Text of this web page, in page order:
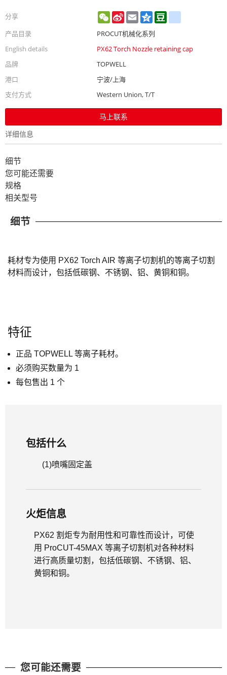
分享 WeChat
Sina
Weibo
EmailQzone
产品目录
PROCUT机械化系列
English details
PX62 Torch Nozzle retaining cap
品牌
TOPWELL
港口
宁波/上海
支付方式
Western Union, T/T
马上联系
详细信息
细节
您可能还需要
规格
相关型号
细节
耗材专为使用 PX62 Torch AIR 等离子切割机的等离子切割
材料而设计，包括低碳钢、不锈钢、铝、黄铜和铜。
特征
正品 TOPWELL 等离子耗材。
必须购买数量为 1
每包售出 1 个
包括什么
(1)喷嘴固定盖
火炬信息
PX62 割炬专为耐用性和可靠性而设计，可使
用 ProCUT-45MAX 等离子切割机对各种材料
进行高质量切割，包括低碳钢、不锈钢、铝、
黄铜和铜。
您可能还需要